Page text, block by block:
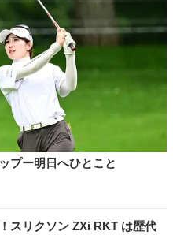
プー明日へひとこと
スリクソン ZXi RKT は歴代